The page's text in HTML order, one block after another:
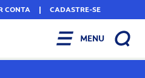
CONTA | CADASTRE-SE
MENU